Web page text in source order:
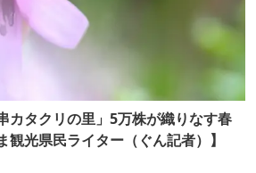
カタクリの里」5万株が織りなす春
光県民ライター（ぐん記者）】